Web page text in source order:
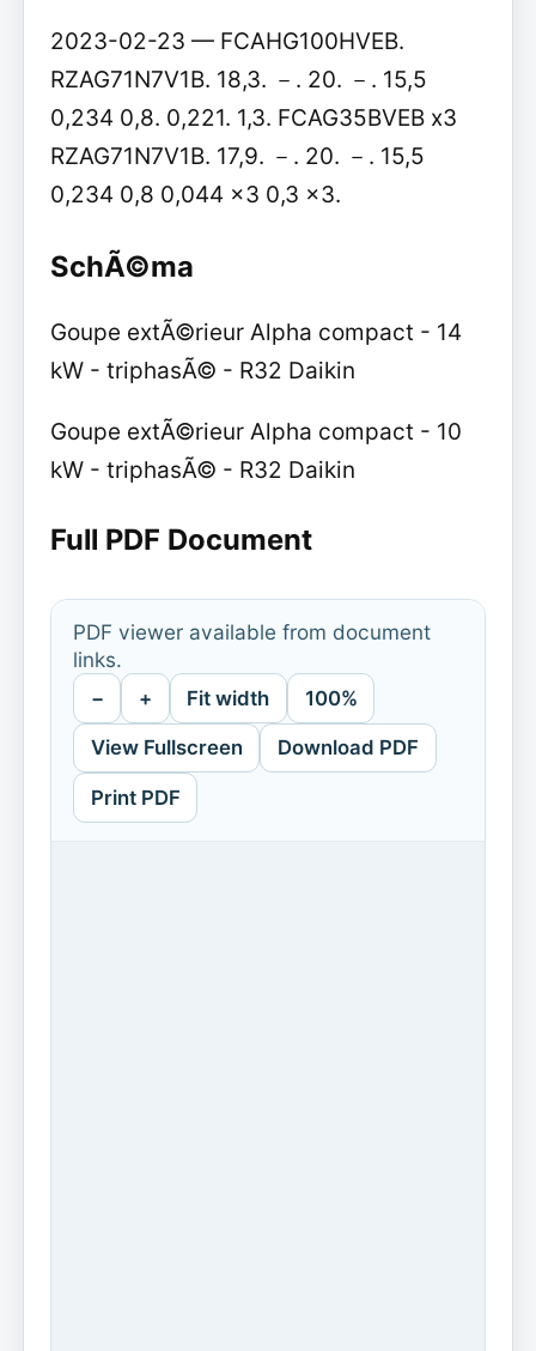
2023-02-23 — FCAHG100HVEB.
RZAG71N7V1B. 18,3. －. 20. －. 15,5
0,234 0,8. 0,221. 1,3. FCAG35BVEB x3
RZAG71N7V1B. 17,9. －. 20. －. 15,5
0,234 0,8 0,044 x3 0,3 x3.
SchÃ©ma
Goupe extÃ©rieur Alpha compact - 14
kW - triphasÃ© - R32 Daikin
Goupe extÃ©rieur Alpha compact - 10
kW - triphasÃ© - R32 Daikin
Full PDF Document
PDF viewer available from document
links.
− + Fit width 100%
View Fullscreen Download PDF
Print PDF